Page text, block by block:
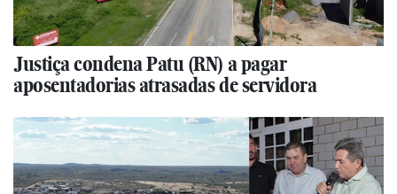
Justiça condena Patu (RN) a pagar
aposentadorias atrasadas de servidora